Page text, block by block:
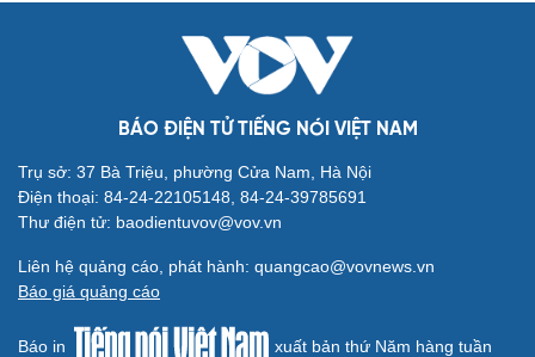
BÁO ĐIỆN TỬ TIẾNG NÓI VIỆT NAM
Trụ sở: 37 Bà Triệu, phường Cửa Nam, Hà Nội
Điện thoại: 84-24-22105148, 84-24-39785691
Thư điện tử: baodientuvov@vov.vn
Liên hệ quảng cáo, phát hành: quangcao@vovnews.vn
Báo giá quảng cáo
Báo in xuất bản thứ Năm hàng tuần